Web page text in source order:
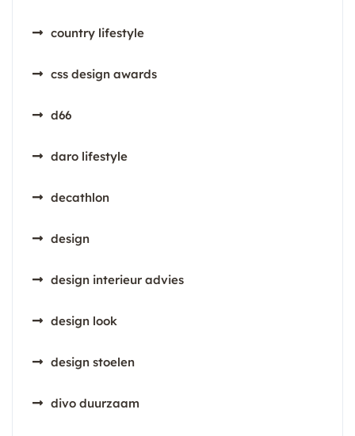
country lifestyle
css design awards
d66
daro lifestyle
decathlon
design
design interieur advies
design look
design stoelen
divo duurzaam